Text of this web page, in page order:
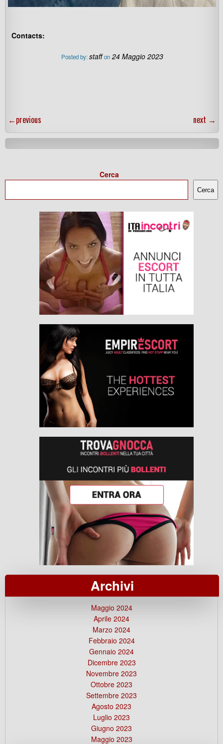
Contacts:
Posted by:staff on 24 Maggio 2023
←previous next →
Cerca
Cerca
Archivi
Maggio 2024
Aprile 2024
Marzo 2024
Febbraio 2024
Gennaio 2024
Dicembre 2023
Novembre 2023
Ottobre 2023
Settembre 2023
Agosto 2023
Luglio 2023
Giugno 2023
Maggio 2023